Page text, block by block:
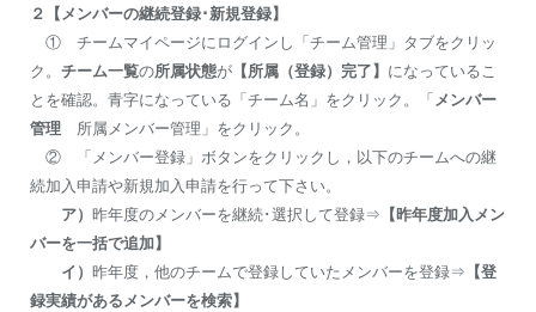
２【メンバーの継続登録･新規登録】
① チームマイページにログインし「チーム管理」タブをクリッ
ク。 チーム一覧の所属状態が 【所属（登録）完了】 になっているこ
とを確認。青字になっている「チーム名」をクリック。「メンバー
管理 所属メンバー管理」をクリック。
② 「メンバー登録」ボタンをクリックし，以下のチームへの継
続加入申請や新規加入申請を行って下さい。
ア） 昨年度のメンバーを継続･選択して登録⇒ 【昨年度加入メン
バーを一括で追加】
イ） 昨年度，他のチームで登録していたメンバーを登録⇒ 【登
録実績があるメンバーを検索】